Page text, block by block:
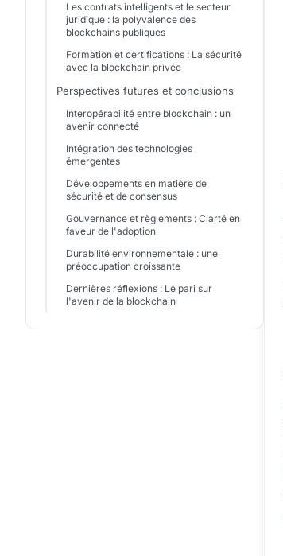
Les contrats intelligents et le secteur
juridique : la polyvalence des
blockchains publiques
Formation et certifications : La sécurité
avec la blockchain privée
Perspectives futures et conclusions
Interopérabilité entre blockchain : un
avenir connecté
Intégration des technologies
émergentes
Développements en matière de
sécurité et de consensus
Gouvernance et règlements : Clarté en
faveur de l'adoption
Durabilité environnementale : une
préoccupation croissante
Dernières réflexions : Le pari sur
l'avenir de la blockchain